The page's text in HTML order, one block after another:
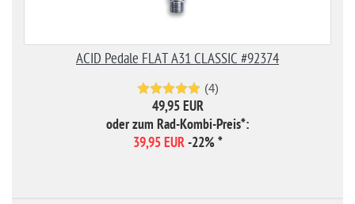
ACID Pedale FLAT A31 CLASSIC #92374
(4)
49,95 EUR
oder zum Rad-Kombi-Preis*:
39,95 EUR -22%*